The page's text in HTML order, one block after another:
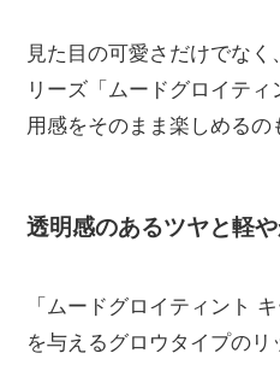
見た目の可愛さだけでな
リーズ「ムードグロイテ
用感をそのまま楽しめるの
透明感のあるツヤと軽
「ムードグロイティント
を与えるグロウタイプの